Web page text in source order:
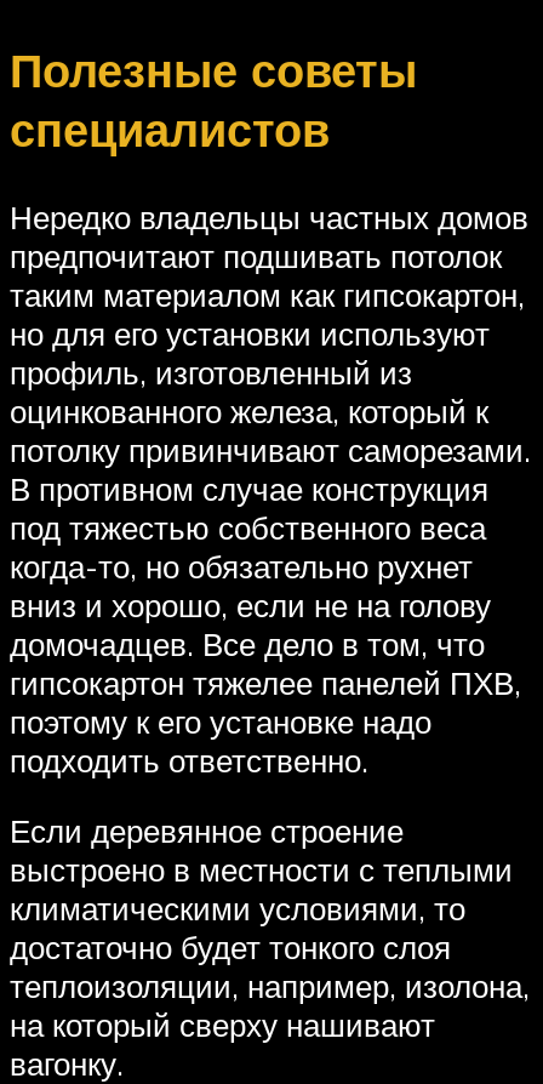
Полезные советы
специалистов
Нередко владельцы частных домов
предпочитают подшивать потолок
таким материалом как гипсокартон,
но для его установки используют
профиль, изготовленный из
оцинкованного железа, который к
потолку привинчивают саморезами.
В противном случае конструкция
под тяжестью собственного веса
когда-то, но обязательно рухнет
вниз и хорошо, если не на голову
домочадцев. Все дело в том, что
гипсокартон тяжелее панелей ПХВ,
поэтому к его установке надо
подходить ответственно.
Если деревянное строение
выстроено в местности с теплыми
климатическими условиями, то
достаточно будет тонкого слоя
теплоизоляции, например, изолона,
на который сверху нашивают
вагонку.